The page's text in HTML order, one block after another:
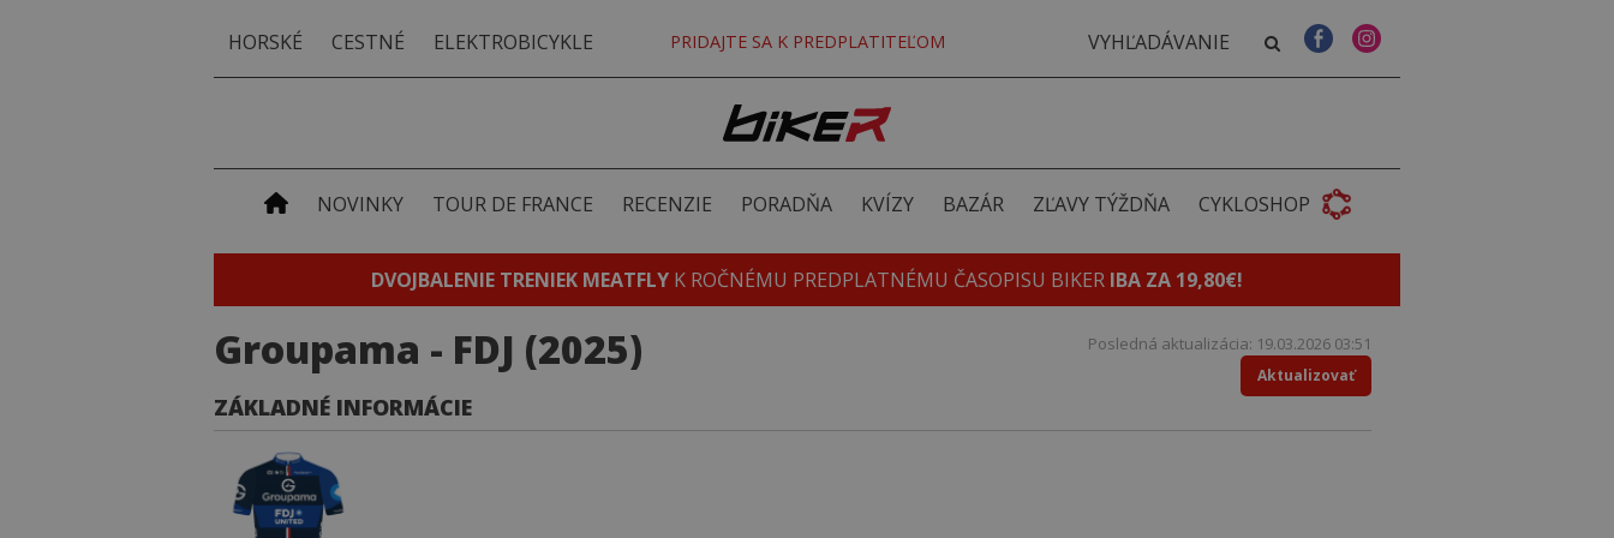
HORSKÉ CESTNÉ ELEKTROBICYKLE PRIDAJTE SA K PREDPLATITEĽOM
NOVINKY TOUR DE FRANCE RECENZIE PORADŇA KVÍZY BAZÁR ZĽAVY TÝŽDŇA CYKLOSHOP
DVOJBALENIE TRENIEK MEATFLY K ROČNÉMU PREDPLATNÉMU ČASOPISU BIKER IBA ZA 19,80€!
Groupama - FDJ (2025) Posledná aktualizácia: 19.03.2026 03:51
Aktualizovať
ZÁKLADNÉ INFORMÁCIE